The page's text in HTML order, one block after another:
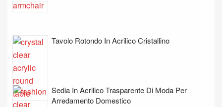
Tavolo Rotondo In Acrilico Cristallino
Sedia In Acrilico Trasparente Di Moda Per
Arredamento Domestico